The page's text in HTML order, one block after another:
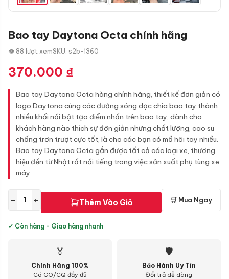
Bao tay Daytona Octa chính hãng
👁 88 lượt xemSKU: s2b-1360
370.000 ₫
Bao tay Daytona Octa hàng chính hãng, thiết kế đơn giản có
logo Daytona cùng các đường sóng dọc chia bao tay thành
nhiều khối nổi bật tạo điểm nhấn trên bao tay, dành cho
khách hàng nào thích sự đơn giản nhưng chất lượng, cao su
chống trơn trượt cực tốt, là cho các bạn có mồ hôi tay nhiều.
Bao tay Daytona Octa gắn được tất cả các loại xe, thương
hiệu đến từ Nhật rất nổi tiếng trong việc sản xuất phụ tùng xe
máy.
− + Thêm Vào Giỏ 🛒 Mua Ngay
✓ Còn hàng - Giao hàng nhanh
🏅
Chính Hãng 100%
Có CO/CQ đầy đủ
🛡
Bảo Hành Uy Tín
Đổi trả dễ dàng